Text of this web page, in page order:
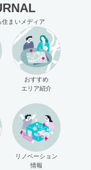
住まいメディア
おすすめ
エリア紹介
リノベーション
情報